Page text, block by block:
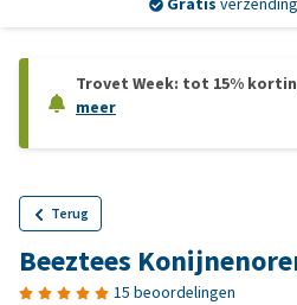
Trovet Week: tot 15%
meer
Terug
Beeztees
15 beoordelingen